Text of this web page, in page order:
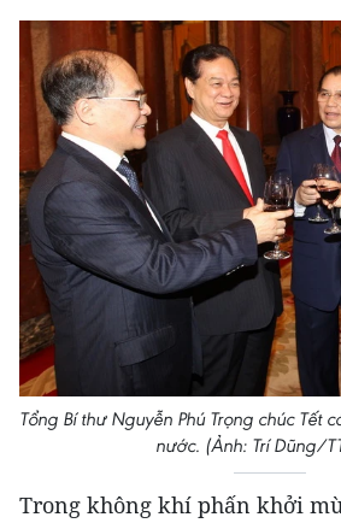
Tổng Bí thư Nguyễn Phú Trọng chúc Tết
nước. (Ảnh: Trí Dũng/
Trong không khí phấn khởi